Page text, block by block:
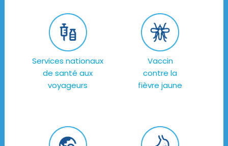
Services nationaux
de santé aux
voyageurs
Vaccin
contre la
fièvre jaune